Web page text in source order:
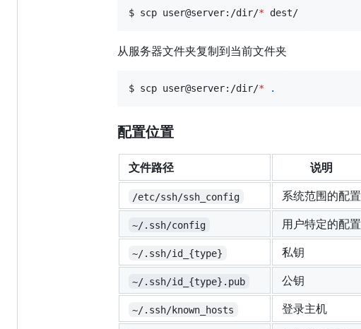
$ scp user@server:/dir/* dest/
从服务器文件夹复制到当前文件夹
$ scp user@server:/dir/* .
配置位置
文件路径 说明
/etc/ssh/ssh_config 系统范围的配置
~/.ssh/config 用户特定的配置
~/.ssh/id_{type} 私钥
~/.ssh/id_{type}.pub 公钥
~/.ssh/known_hosts 登录主机